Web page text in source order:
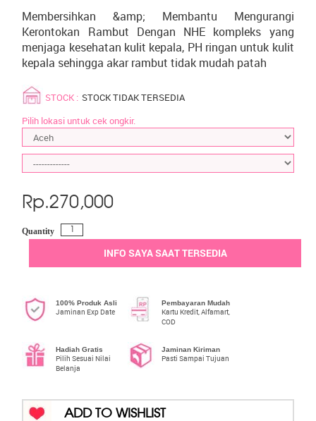
Membersihkan &amp; Membantu Mengurangi
Kerontokan Rambut Dengan NHE kompleks yang
menjaga kesehatan kulit kepala, PH ringan untuk kulit
kepala sehingga akar rambut tidak mudah patah
STOCK : STOCK TIDAK TERSEDIA
Pilih lokasi untuk cek ongkir.
Rp.270,000
Quantity
INFO SAYA SAAT TERSEDIA
100% Produk Asli
Jaminan Exp Date
Pembayaran Mudah
Kartu Kredit, Alfamart,
COD
Hadiah Gratis
Pilih Sesuai Nilai
Belanja
Jaminan Kiriman
Pasti Sampai Tujuan
ADD TO WISHLIST